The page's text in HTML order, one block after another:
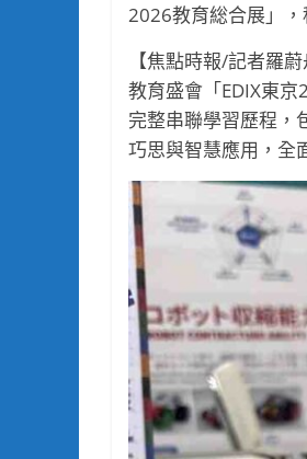
2026教育総合展」
【焦點時報/記者羅
教育盛會「EDIX東
完整串聯學習歷程，
巧思與智慧應用，全